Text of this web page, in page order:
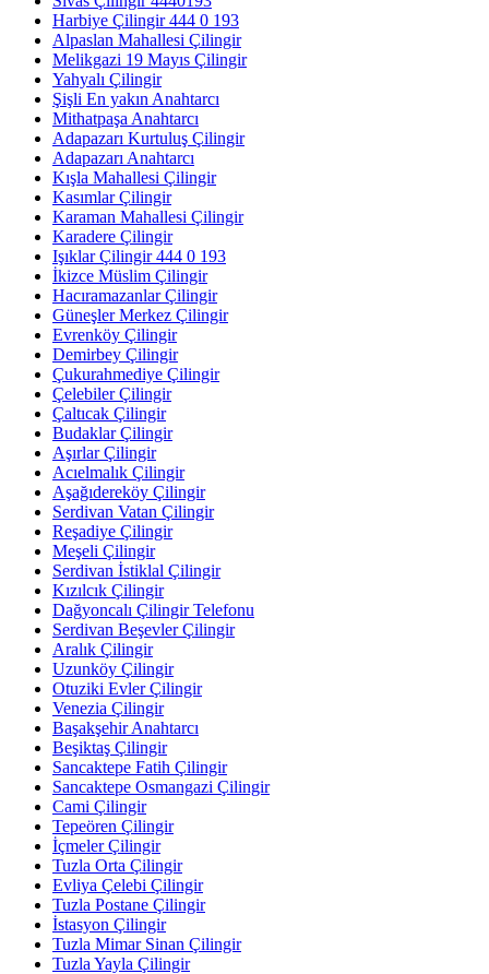
Harbiye Çilingir 444 0 193
Alpaslan Mahallesi Çilingir
Melikgazi 19 Mayıs Çilingir
Yahyalı Çilingir
Şişli En yakın Anahtarcı
Mithatpaşa Anahtarcı
Adapazarı Kurtuluş Çilingir
Adapazarı Anahtarcı
Kışla Mahallesi Çilingir
Kasımlar Çilingir
Karaman Mahallesi Çilingir
Karadere Çilingir
Işıklar Çilingir 444 0 193
İkizce Müslim Çilingir
Hacıramazanlar Çilingir
Güneşler Merkez Çilingir
Evrenköy Çilingir
Demirbey Çilingir
Çukurahmediye Çilingir
Çelebiler Çilingir
Çaltıcak Çilingir
Budaklar Çilingir
Aşırlar Çilingir
Acıelmalık Çilingir
Aşağıdereköy Çilingir
Serdivan Vatan Çilingir
Reşadiye Çilingir
Meşeli Çilingir
Serdivan İstiklal Çilingir
Kızılcık Çilingir
Dağyoncalı Çilingir Telefonu
Serdivan Beşevler Çilingir
Aralık Çilingir
Uzunköy Çilingir
Otuziki Evler Çilingir
Venezia Çilingir
Başakşehir Anahtarcı
Beşiktaş Çilingir
Sancaktepe Fatih Çilingir
Sancaktepe Osmangazi Çilingir
Cami Çilingir
Tepeören Çilingir
İçmeler Çilingir
Tuzla Orta Çilingir
Evliya Çelebi Çilingir
Tuzla Postane Çilingir
İstasyon Çilingir
Tuzla Mimar Sinan Çilingir
Tuzla Yayla Çilingir